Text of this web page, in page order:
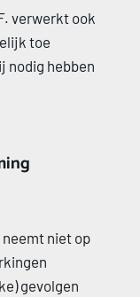
verwerkt ook
toe
nodig hebben
neemt niet op
gevolgen